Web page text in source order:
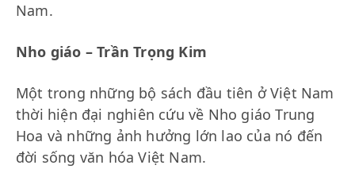
Nam.
Nho giáo – Trần Trọng Kim
Một trong những bộ sách đầu tiên ở Việt Nam
thời hiện đại nghiên cứu về Nho giáo Trung
Hoa và những ảnh hưởng lớn lao của nó đến
đời sống văn hóa Việt Nam.